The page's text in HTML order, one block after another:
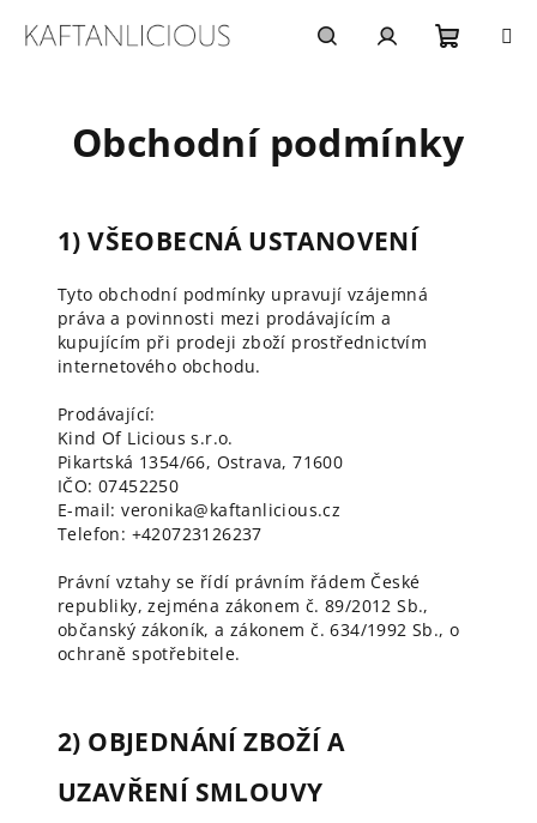
košík
Obchodní podmínky
1) VŠEOBECNÁ USTANOVENÍ
Tyto obchodní podmínky upravují vzájemná
práva a povinnosti mezi prodávajícím a
kupujícím při prodeji zboží prostřednictvím
internetového obchodu.
Prodávající:
Kind Of Licious s.r.o.
Pikartská 1354/66, Ostrava, 71600
IČO: 07452250
E-mail: veronika@kaftanlicious.cz
Telefon: +420723126237
Právní vztahy se řídí právním řádem České
republiky, zejména zákonem č. 89/2012 Sb.,
občanský zákoník, a zákonem č. 634/1992 Sb., o
ochraně spotřebitele.
2) OBJEDNÁNÍ ZBOŽÍ A
UZAVŘENÍ SMLOUVY